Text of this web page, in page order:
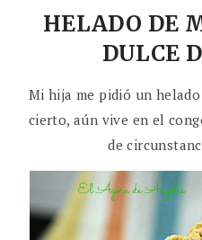
HELADO DE
DULCE
Mi hija me pidió un
cierto, aún vive en el
de